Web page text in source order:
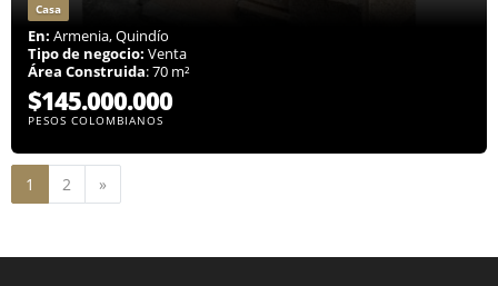
Casa
En: Armenia, Quindío
Tipo de negocio: Venta
Área Construida: 70 m²
$145.000.000
PESOS COLOMBIANOS
1 2 »